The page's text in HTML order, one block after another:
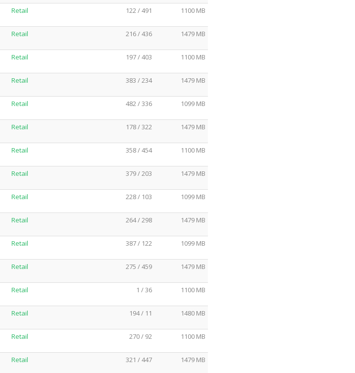
Retail 122 / 491 1100 MB
Retail 216 / 436 1479 MB
Retail 197 / 403 1100 MB
Retail 383 / 234 1479 MB
Retail 482 / 336 1099 MB
Retail 178 / 322 1479 MB
Retail 358 / 454 1100 MB
Retail 379 / 203 1479 MB
Retail 228 / 103 1099 MB
Retail 264 / 298 1479 MB
Retail 387 / 122 1099 MB
Retail 275 / 459 1479 MB
Retail 1 / 36 1100 MB
Retail 194 / 11 1480 MB
Retail 270 / 92 1100 MB
Retail 321 / 447 1479 MB